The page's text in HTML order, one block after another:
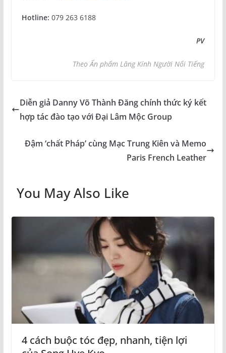
Hotline: 079 263 6188
PV
Theo Ấn phẩm Lăng Kính Người Nổi Tiếng
Diễn giả Danny Võ Thành Đăng chính thức ký kết
hợp tác đào tạo với Đại Lâm Mộc Group
Đậm ‘chất Pháp’ cùng Mạc Trung Kiên và Memo
Paris French Leather
You May Also Like
4 cách buộc tóc đẹp, nhanh, tiện lợi